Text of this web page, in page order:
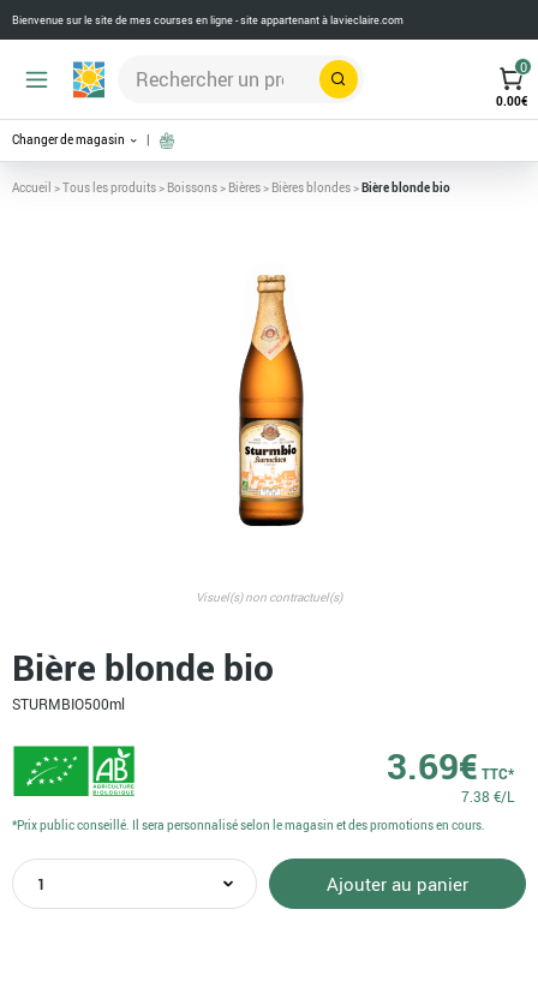
Bienvenue sur le site de mes courses en ligne - site appartenant àlavieclaire.com
Rechercher
0
0.00€
Changer de magasin
Accueil >Tous les produits> Boissons> Bières> Bières blondes>Bière blonde bio
Visuel(s) non contractuel(s)
Bière blonde bio
STURMBIO500ml
3.69€ TTC*
7.38 €/L
quantité
de
Ajouter au panier
*Prix public conseillé. Il sera personnalisé selon le magasin et des promotions en cours.